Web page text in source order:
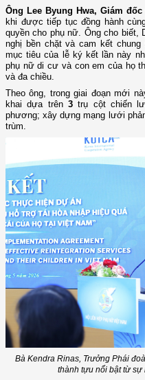
Ông Lee Byung Hwa, Giám đốc
khi được tiếp tục đồng hành
quyền cho phụ nữ. Ông cho
nghị bền chặt và cam kết
mục tiêu của lễ ký kết lần này
phụ nữ di cư và con em của họ
và đa chiều.
Theo ông, trong giai đoạn mới
khai dựa trên 3 trụ cột chiến
phương; xây dựng mạng lưới
trùm.
Bà Kendra Rinas, Trưởng Phái
thành tựu nổi bật từ sự